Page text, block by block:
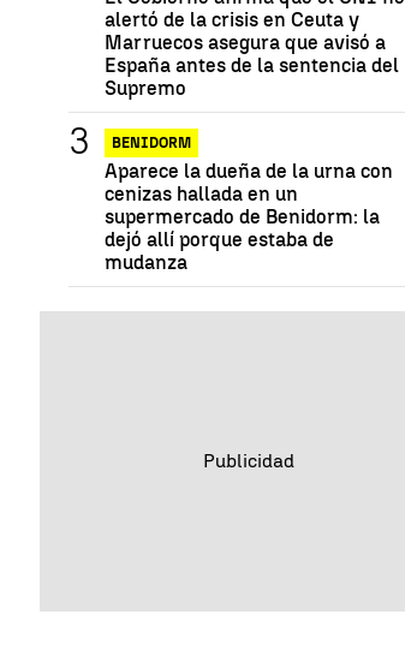
alertó de la crisis en Ceuta y
Marruecos asegura que avisó a
España antes de la sentencia del
Supremo
BENIDORM
Aparece la dueña de la urna con
cenizas hallada en un
supermercado de Benidorm: la
dejó allí porque estaba de
mudanza